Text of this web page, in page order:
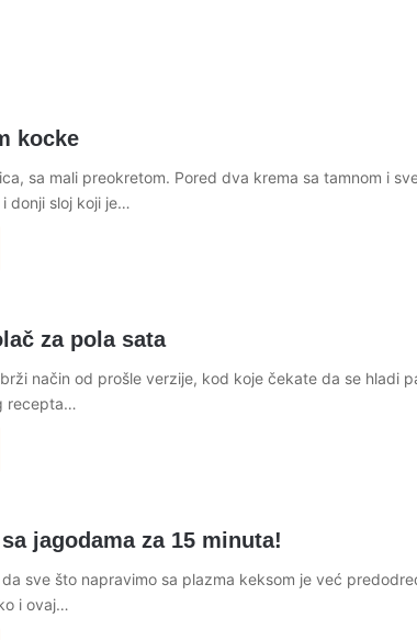
kocke
sa mali preokretom. Pored dva krema sa tamnom i
donji sloj koji je…
za pola sata
način od prošle verzije, kod koje čekate da se hladi
recepta…
jagodama za 15 minuta!
sve što napravimo sa plazma keksom je već
i ovaj…